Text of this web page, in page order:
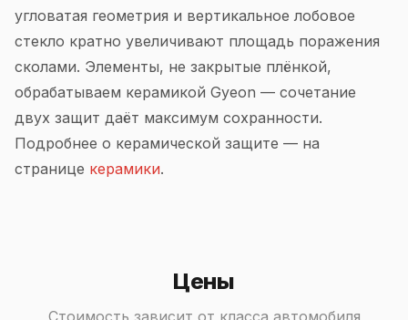
угловатая геометрия и вертикальное лобовое
стекло кратно увеличивают площадь поражения
сколами. Элементы, не закрытые плёнкой,
обрабатываем керамикой Gyeon — сочетание
двух защит даёт максимум сохранности.
Подробнее о керамической защите — на
странице керамики.
Цены
Стоимость зависит от класса автомобиля